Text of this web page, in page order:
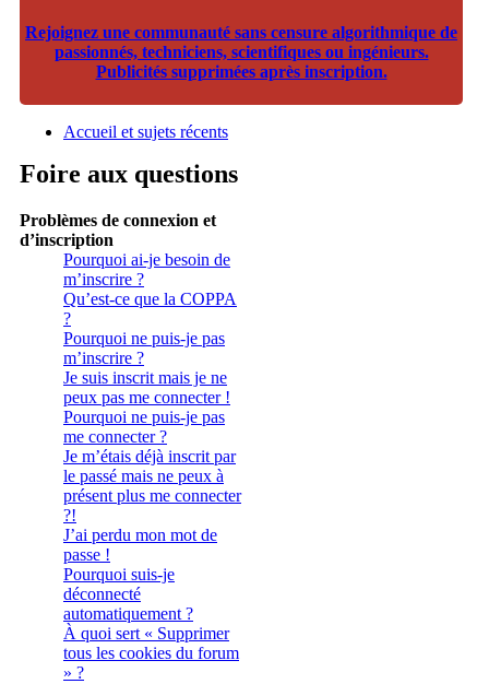
Rejoignez une communauté sans censure algorithmique de
passionnés, techniciens, scientifiques ou ingénieurs.
Publicités supprimées après inscription.
Accueil et sujets récents
Foire aux questions
Problèmes de connexion et
d’inscription
Pourquoi ai-je besoin de
m’inscrire ?
Qu’est-ce que la COPPA
?
Pourquoi ne puis-je pas
m’inscrire ?
Je suis inscrit mais je ne
peux pas me connecter !
Pourquoi ne puis-je pas
me connecter ?
Je m’étais déjà inscrit par
le passé mais ne peux à
présent plus me connecter
?!
J’ai perdu mon mot de
passe !
Pourquoi suis-je
déconnecté
automatiquement ?
À quoi sert « Supprimer
tous les cookies du forum
» ?